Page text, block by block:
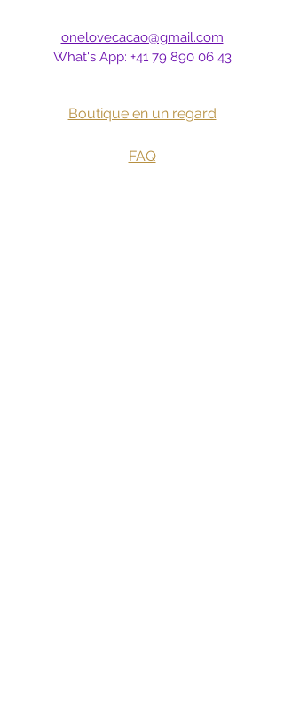
onelovecacao@gmail.com
What's App: +41 79 890 06 43
Boutique en un regard
FAQ